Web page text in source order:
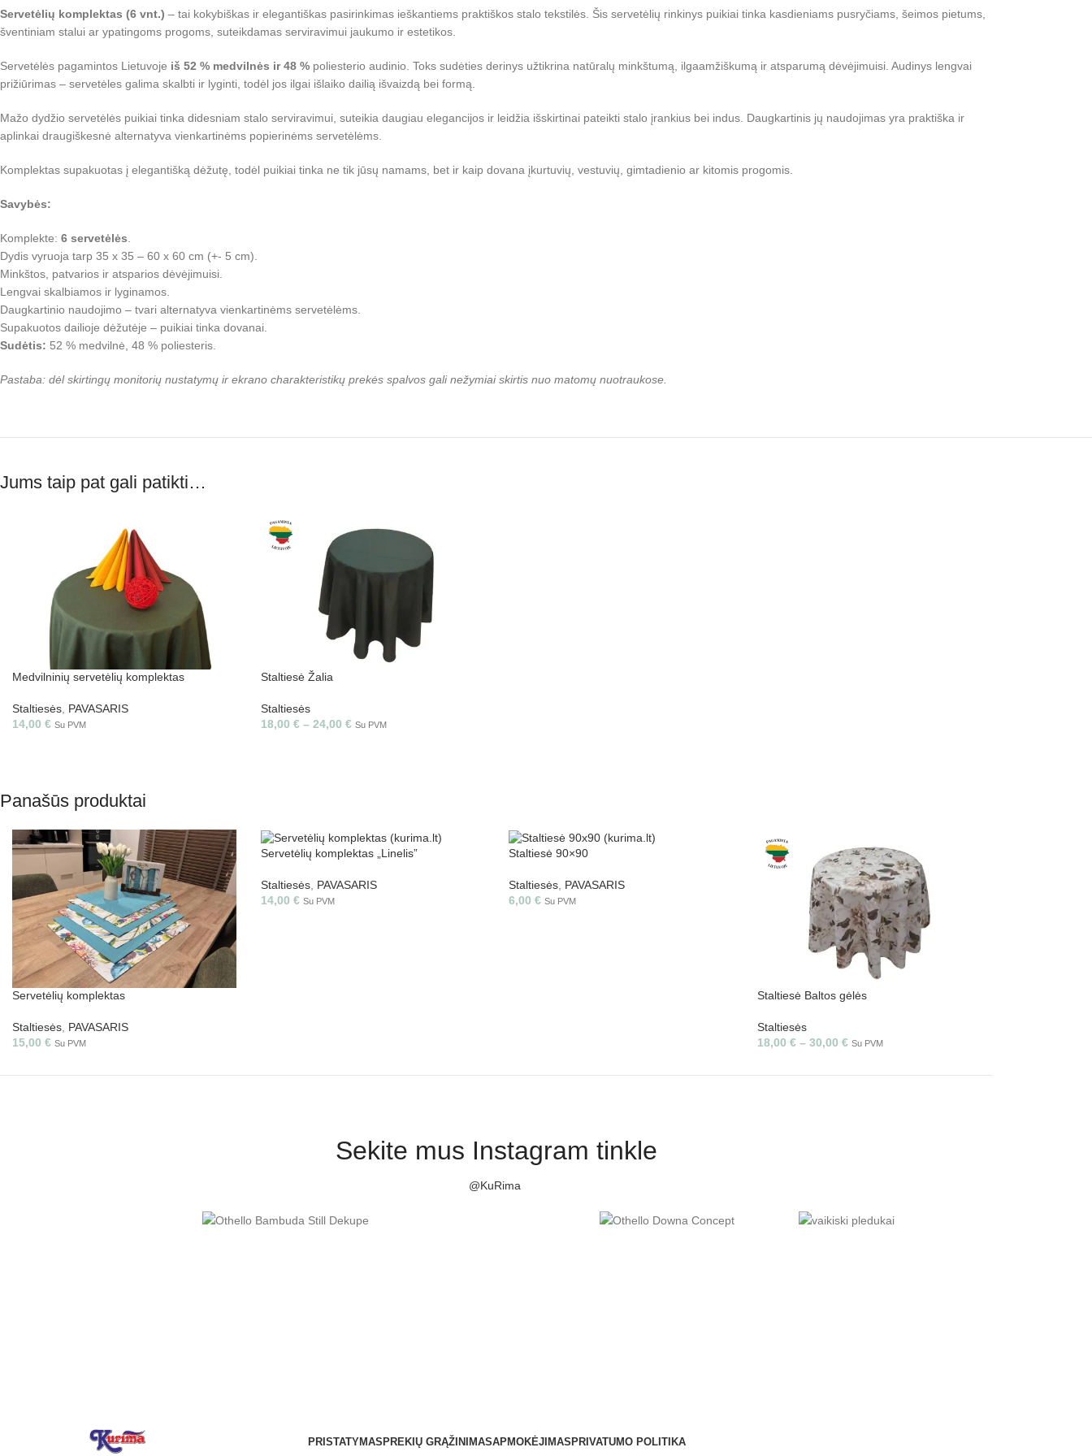
Servetėlių komplektas (6 vnt.) – tai kokybiškas ir elegantiškas pasirinkimas ieškantiems praktiškos stalo tekstilės. Šis servetėlių rinkinys puikiai tinka kasdieniams pusryčiams, šeimos pietums,
šventiniam stalui ar ypatingoms progoms, suteikdamas serviravimui jaukumo ir estetikos.
Servetėlės pagamintos Lietuvoje iš 52 % medvilnės ir 48 % poliesterio audinio. Toks sudėties derinys užtikrina natūralų minkštumą, ilgaamžiškumą ir atsparumą dėvėjimuisi. Audinys lengvai
prižiūrimas – servetėles galima skalbti ir lyginti, todėl jos ilgai išlaiko dailią išvaizdą bei formą.
Mažo dydžio servetėlės puikiai tinka didesniam stalo serviravimui, suteikia daugiau elegancijos ir leidžia išskirtinai pateikti stalo įrankius bei indus. Daugkartinis jų naudojimas yra praktiška ir
aplinkai draugiškesnė alternatyva vienkartinėms popierinėms servetėlėms.
Komplektas supakuotas į elegantišką dėžutę, todėl puikiai tinka ne tik jūsų namams, bet ir kaip dovana įkurtuvių, vestuvių, gimtadienio ar kitomis progomis.
Savybės:
Komplekte: 6 servetėlės
Dydis vyruoja tarp 35 x 35 – 60 x 60 cm (+- 5 cm).
Minkštos, patvarios ir atsparios dėvėjimuisi.
Lengvai skalbiamos ir lyginamos.
Daugkartinio naudojimo – tvari alternatyva vienkartinėms servetėlėms.
Supakuotos dailioje dėžutėje – puikiai tinka dovanai.
Sudėtis: 52 % medvilnė, 48 % poliesteris.
Pastaba: dėl skirtingų monitorių nustatymų ir ekrano charakteristikų prekės spalvos gali nežymiai skirtis nuo matomų nuotraukose.
Jums taip pat gali patikti…
Medvilninių servetėlių komplektas
Staltiesės PAVASARIS
14,00 € Su PVM
Staltiesė Žalia
Staltiesės
18,00 € – 24,00 € Su PVM
Panašūs produktai
Servetėlių komplektas
Staltiesės PAVASARIS
15,00 € Su PVM
Servetėlių komplektas „Linelis”
Staltiesės, PAVASARIS
14,00 € Su PVM
Staltiesė 90×90
Staltiesės PAVASARIS
6,00 € Su PVM
Staltiesė Baltos gėlės
Staltiesės
18,00 € – 30,00 € Su PVM
Sekite mus Instagram tinkle
@KuRima
PRISTATYMAS PREKIŲ GRĄŽINIMASAPMOKĖJIMAS PRIVATUMO POLITIKA